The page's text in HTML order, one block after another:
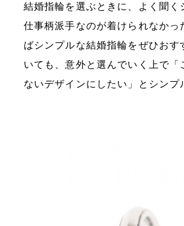
結婚指輪を選ぶときに、よく聞く
仕事柄派手なのが着けられなか
ばシンプルな結婚指輪をぜひお
いても、意外と選んでいく上で
ないデザインにしたい」とシンプ